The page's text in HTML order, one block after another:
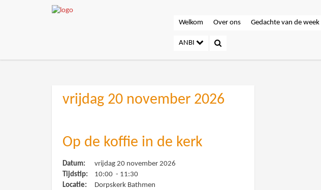
Welkom Over ons Gedachte van de week
ANBI
vrijdag 20 november 2026
Op de koffie in de kerk
Datum:
vrijdag 20 november 2026
Tijdstip:
10:00 - 11:30
Locatie:
Dorpskerk Bathmen